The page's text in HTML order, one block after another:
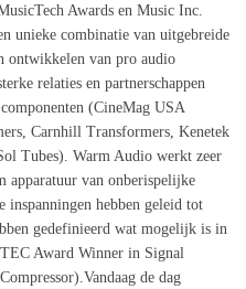
Awards en Music Inc.
unieke combinatie van uitgebreide
ontwikkelen van pro audio
relaties en partnerschappen
(CineMag USA
Carnhill Transformers, Kenetek
Tubes). Warm Audio werkt zeer
apparatuur van onberispelijke
inspanningen hebben geleid tot
gedefinieerd wat mogelijk is in
Award Winner in Signal
de dag